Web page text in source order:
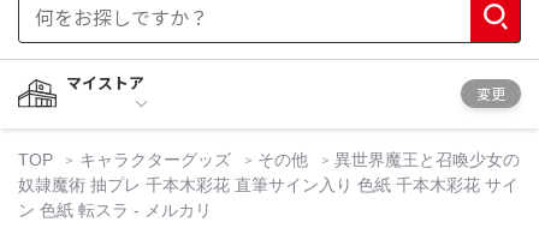
マイストア
変更
TOP キャラクターグッズ その他
異世界魔王と召喚少女の
奴隷魔術 抽プレ 千本木彩花 直筆サイン入り 色紙 千本木彩花 サイ
ン 色紙 転スラ - メルカリ